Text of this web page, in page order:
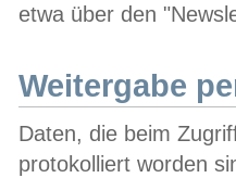
etwa über den
Weitergabe
Daten, die beim
protokolliert worden